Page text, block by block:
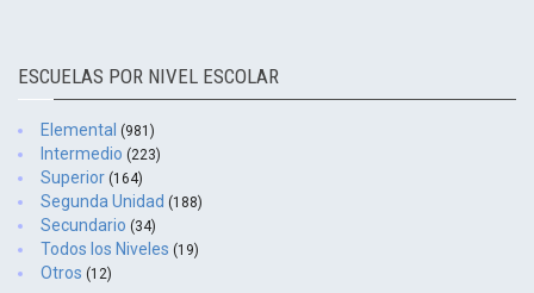
ESCUELAS POR NIVEL ESCOLAR
Elemental (981)
Intermedio (223)
Superior (164)
Segunda Unidad (188)
Secundario (34)
Todos los Niveles (19)
Otros (12)